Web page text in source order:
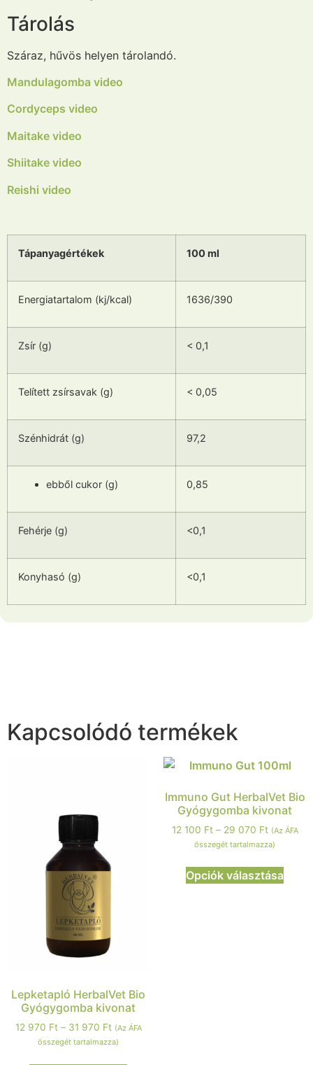
Tárolás
Száraz, hűvös helyen tárolandó.
Mandulagomba video
Cordyceps video
Maitake video
Shiitake video
Reishi video
Tápanyagértékek 100 ml
Energiatartalom (kj/kcal) 1636/390
Zsír (g) < 0,1
Telített zsírsavak (g) < 0,05
Szénhidrát (g) 97,2
ebből cukor (g) 0,85
Fehérje (g) <0,1
Konyhasó (g) <0,1
Kapcsolódó termékek
Lepketapló HerbalVet Bio
Gyógygomba kivonat
12 970 Ft – 31 970 Ft (Az ÁFA
összegét tartalmazza)
Immuno Gut HerbalVet Bio
Gyógygomba kivonat
12 100 Ft – 29 070 Ft (Az ÁFA
összegét tartalmazza)
Opciók választása